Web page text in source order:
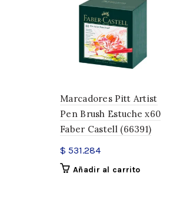
Marcadores Pitt Artist
Pen Brush Estuche x60
Faber Castell (66391)
$ 531.284
Añadir al carrito